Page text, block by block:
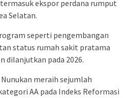
ekspor perdana rumput
Selatan.
seperti pengembangan
status rumah sakit pratama
dilanjutkan pada 2026.
meraih sejumlah
AA pada Indeks Reformasi